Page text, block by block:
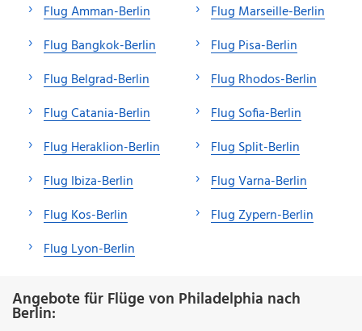
Flug Amman-Berlin
Flug Bangkok-Berlin
Flug Belgrad-Berlin
Flug Catania-Berlin
Flug Heraklion-Berlin
Flug Ibiza-Berlin
Flug Kos-Berlin
Flug Lyon-Berlin
Flug Marseille-Berlin
Flug Pisa-Berlin
Flug Rhodos-Berlin
Flug Sofia-Berlin
Flug Split-Berlin
Flug Varna-Berlin
Flug Zypern-Berlin
Angebote für Flüge von Philadelphia nach
Berlin: